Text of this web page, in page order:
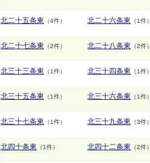
北二十五条東 （4件） 北二十六条東 （1件）
北二十七条東 （2件） 北二十八条東 （2件）
北三十三条東 （1件） 北三十四条東 （1件）
北三十五条東 （1件） 北三十六条東 （1件）
北三十七条東 （1件） 北三十九条東 （3件）
北四十条東 （1件） 北四十二条東 （2件）